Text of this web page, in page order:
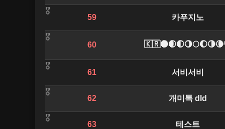
59 카푸지노
60 🇰🇷🌑🌒🌓🌖🌕🌔🌗🌘
61 서비서비
62 개미톡 dld
63 테스트